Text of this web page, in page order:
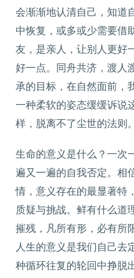
会渐渐地认清自己，知道
中恢复，或多或少需要借
友，是亲人，让别人更好
好一点。同舟共济，渡人
承的目标，在自然面前，
一种柔软的姿态缓缓诉说
样，脱离不了尘世的法则。
生命的意义是什么？一次
遍又一遍的自我否定。相
情，意义存在的最显著特
质疑与挑战。鲜有什么道
摧残，凡所有形，必有所
人生的意义是我们自己去
种循环往复的轮回中挣脱